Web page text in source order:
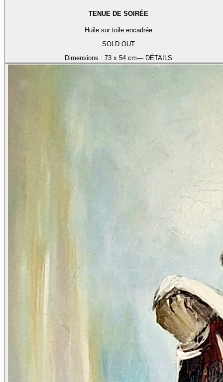
TENUE DE SOIRÉE
Huile sur toile encadrée
SOLD OUT
Dimensions : 73 x 54 cm— DÉTAILS